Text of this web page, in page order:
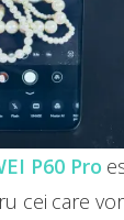
P60 Pro
cei care